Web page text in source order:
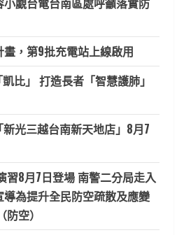
，第9批充電站上線啟用
比」 打造長者「智慧護肺」
新光三越台南新天地店」8月7
習8月7日登場 南警二分局走入
為提升全民防空疏散及應變
空）